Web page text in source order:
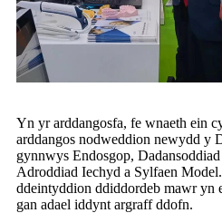
Yn yr arddangosfa, fe wnaeth ein
arddangos nodweddion newydd y
gynnwys Endosgop,
Adroddiad Iechyd a Sylfaen
ddeintyddion ddiddordeb mawr yn
gan adael iddynt argraff ddofn.